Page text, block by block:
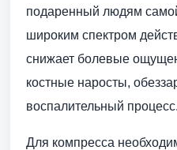
подаренный людям
широким спектром
снижает болевые
костные наросты,
воспалительный процесс.
Для компресса